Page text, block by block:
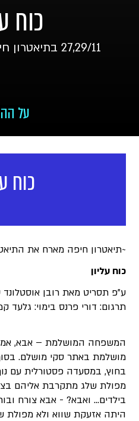
כוח
27,29/11 בתיאטרון חיפה • דרמה קומית
על
כוח
~תיאטרון חיפה מארח את
כוח עליון
ע"פ תסריט מאת רובן אוסטלונד
תרגום: דורי פרנס בימוי: גלעד
המשפחה המושלמת – אבא,
מושלמת באתר סקי מושלם.
בחוץ, במסעדה פסטורלית עם
מפולת שלג מתקרבת אליהם
בילדים... ואבא? - אבא צורח
היתה אזעקת שווא ולא מפולת